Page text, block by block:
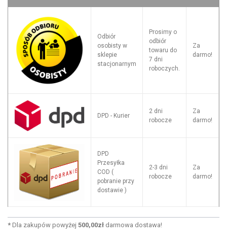
Odbiór
osobisty w
sklepie
stacjonarnym
Prosimy o
odbiór
towaru do
7 dni
roboczych.
Za
darmo!
DPD - Kurier
2 dni
robocze
Za
darmo!
DPD
Przesyłka
COD (
pobranie przy
dostawie )
2-3 dni
robocze
Za
darmo!
* Dla zakupów powyżej 500,00zł darmowa dostawa!